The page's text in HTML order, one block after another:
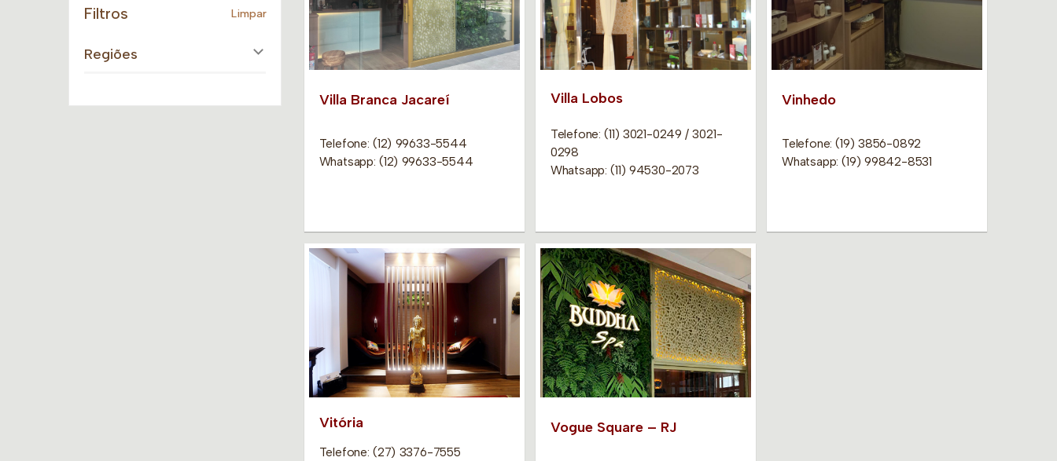
Filtros Limpar
Regiões
Villa Branca Jacareí
Telefone: (12) 99633-5544
Whatsapp: (12) 99633-5544
Villa Lobos
Telefone: (11) 3021-0249 / 3021-
0298
Whatsapp: (11) 94530-2073
Vinhedo
Telefone: (19) 3856-0892
Whatsapp: (19) 99842-8531
Vitória
Telefone: (27) 3376-7555
Vogue Square – RJ